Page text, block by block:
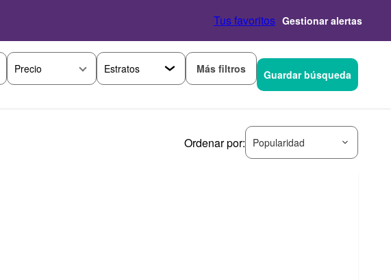
Tus favoritos Gestionar alertas
Precio Más filtros Guardar búsqueda
Ordenar por: Popularidad